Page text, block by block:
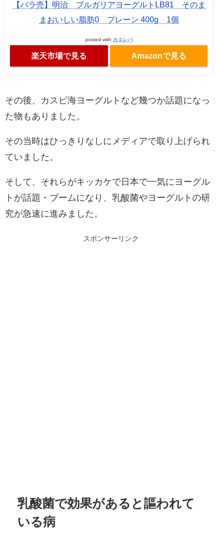
【バラ売】明治 ブルガリアヨーグルトLB81 そのま
まおいしい脂肪0 プレーン 400g 1個
posted with カエレバ
楽天市場で見る Amazonで見る
その後、カスピ海ヨーグルトなど幾つか話題になっ
た物もありました。
その当時はひっきりなしにメディアで取り上げられ
ていました。
そして、それらがキッカケで日本で一気にヨーグル
トが話題・ブームになり、乳酸菌やヨーグルトの研
究が急速に進みました。
スポンサーリンク
乳酸菌で効果があると謳われて
いる病